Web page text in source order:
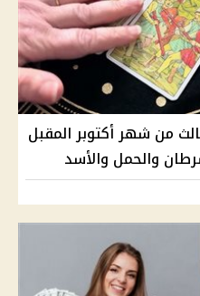
من شهر أكتوبر المقبل
والحمل والأسد